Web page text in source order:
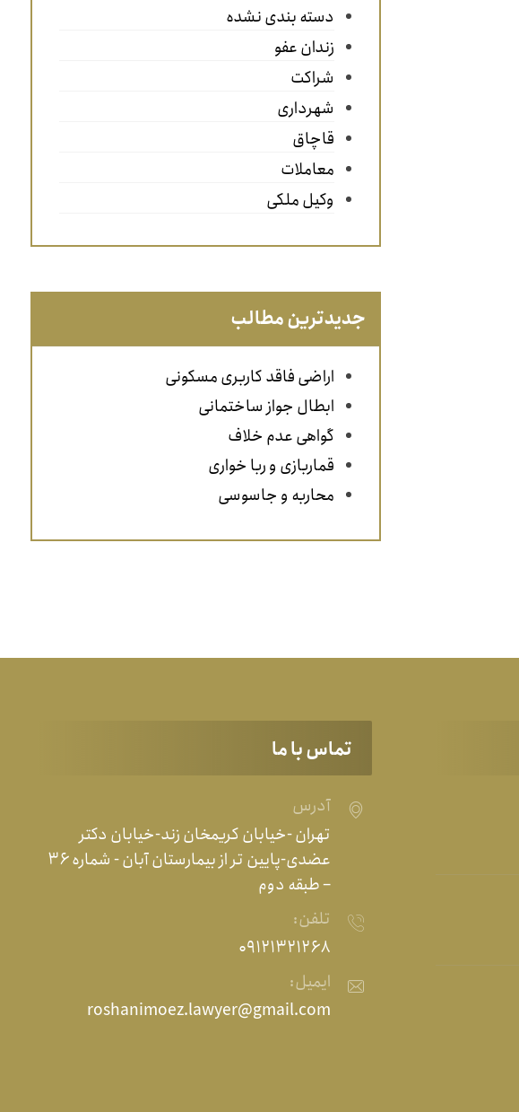
دسته بندی نشده
زندان عفو
شراکت
شهرداری
قاچاق
معاملات
وکیل ملکی
جدیدترین مطالب
اراضی فاقد کاربری مسکونی
ابطال جواز ساختمانی
گواهی عدم خلاف
قماربازی و ربا خواری
محاربه و جاسوسی
تماس با ما
آدرس
تهران -خیابان کریمخان زند-خیابان دکتر
عضدی-پایین تر از بیمارستان آبان - شماره ۳۶
– طبقه دوم
تلفن:
۰۹۱۲۱۳۲۱۲۶۸
ایمیل:
roshanimoez.lawyer@gmail.com